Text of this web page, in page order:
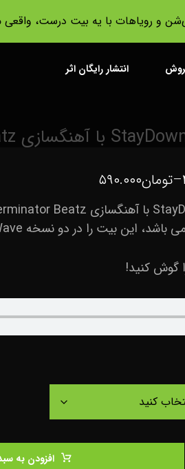
و رویا‌هات با یه بیت درست،
انتشار رایگان اثر
–تومان۵۹۰.۰۰۰
گوش کنید!
افزودن به